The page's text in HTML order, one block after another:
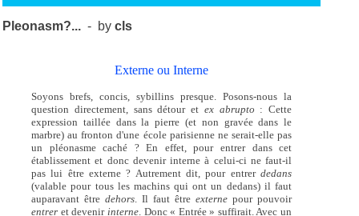
Pleonasm?... - bycls
Externe ou Interne
Soyons brefs, concis, sybillins presque. Posons-nous la
question directement, sans détour et ex abrupto : Cette
expression taillée dans la pierre (et non gravée dans le
marbre) au fronton d'une école parisienne ne serait-elle pas
un pléonasme caché ? En effet, pour entrer dans cet
établissement et donc devenir interne à celui-ci ne faut-il
pas lui être externe ? Autrement dit, pour entrerdedans
(valable pour tous les machins qui ont un dedans) il faut
auparavant êtredehors . Il faut êtreexterne pour pouvoir
entrer et devenir interne. Donc « Entrée » suffirait. Avec un